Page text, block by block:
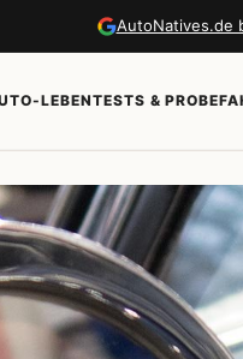
AutoNatives.de
LEBENTESTS &